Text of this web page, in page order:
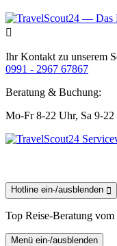
Ihr Kontakt zu unserem
0991 - 2967 67867
Beratung & Buchung:
Mo-Fr 8-22 Uhr, Sa 9-22
Hotline ein-/ausblenden
Top Reise-Beratung vom
Menü ein-/ausblenden